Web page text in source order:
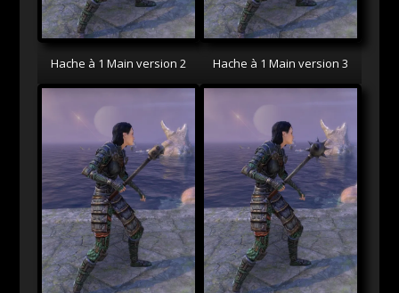
Hache à 1 Main version 2 Hache à 1 Main version 3